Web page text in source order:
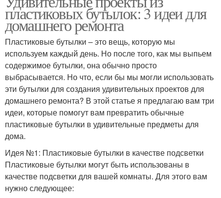
пластиковых бутылок: 3 идеи для
домашнего ремонта
Пластиковые бутылки – это вещь, которую мы
используем каждый день. Но после того, как мы выпьем
содержимое бутылки, она обычно просто
выбрасывается. Но что, если бы мы могли использовать
эти бутылки для создания удивительных проектов для
домашнего ремонта? В этой статье я предлагаю вам три
идеи, которые помогут вам превратить обычные
пластиковые бутылки в удивительные предметы для
дома.
Идея №1: Пластиковые бутылки в качестве подсветки
Пластиковые бутылки могут быть использованы в
качестве подсветки для вашей комнаты. Для этого вам
нужно следующее: